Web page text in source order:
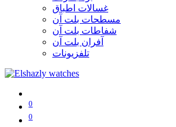
غسالات اطباق
مسطحات بلت آن
شفاطات بلت آن
آفران بلت آن
تلفزيونات
0
0